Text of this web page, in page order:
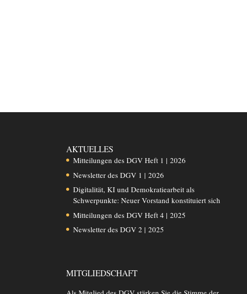
AKTUELLES
Mitteilungen des DGV Heft 1 | 2026
Newsletter des DGV 1 | 2026
Digitalität, KI und Demokratiearbeit als
Schwerpunkte: Neuer Vorstand konstituiert sich
Mitteilungen des DGV Heft 4 | 2025
Newsletter des DGV 2 | 2025
MITGLIEDSCHAFT